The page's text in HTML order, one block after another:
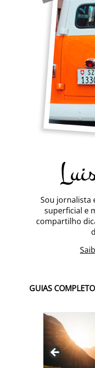
Sou jornalista
superficial e
compartilho
GUIAS